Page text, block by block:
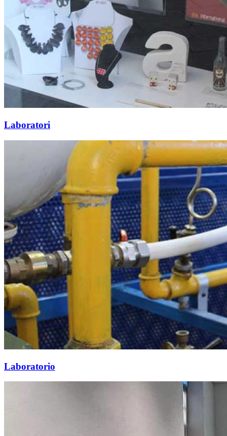
Laboratori
Laboratorio